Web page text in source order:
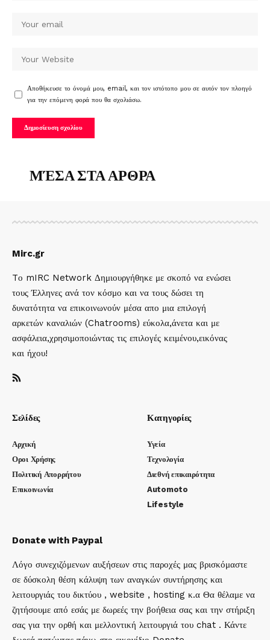
Αποθήκευσε το όνομά μου, email, και τον ιστότοπο μου σε αυτόν τον πλοηγό
για την επόμενη φορά που θα σχολιάσω.
ΜΈΣΑ ΣΤΑ ΑΡΘΡΑ
Mirc.gr
Tο mIRC Network Δημιουργήθηκε με σκοπό να ενώσει
τους Έλληνες ανά τον κόσμο και να τους δώσει τη
δυνατότητα να επικοινωνούν μέσα απο μια επιλογή
αρκετών καναλιών (Chatrooms) εύκολα,άνετα και με
ασφάλεια,χρησιμοποιώντας τις επιλογές κειμένου,εικόνας
και ήχου!
Σελίδες
Αρχική
Οροι Χρήσης
Πολιτική Απορρήτου
Επικοινωνία
Κατηγορίες
Υγεία
Τεχνολογία
Διεθνή επικαιρότητα
Automoto
Lifestyle
Donate with Paypal
Λόγο συνεχιζόμενων αυξήσεων στις παροχές μας βρισκόμαστε
σε δύσκολη θέση κάλυψη των αναγκών συντήρησης και
λειτουργιάς του δικτύου , website , hosting κ.α Θα θέλαμε να
ζητήσουμε από εσάς με δωρεές την βοήθεια σας και την στήριξη
σας για την ορθή και μελλοντική λειτουργιά του chat . Κάντε